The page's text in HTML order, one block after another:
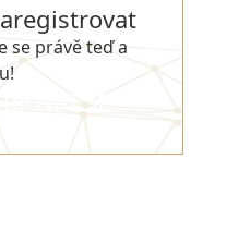
se právě teď a
SE